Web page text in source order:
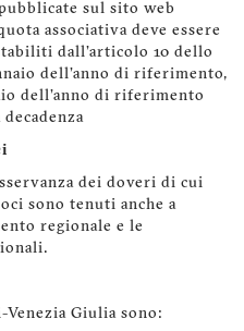
sul sito web
associativa deve essere
dall'articolo 10 dello
dell'anno di riferimento,
dell'anno di riferimento
dei doveri di cui
sono tenuti anche a
regionale e le
Giulia sono: